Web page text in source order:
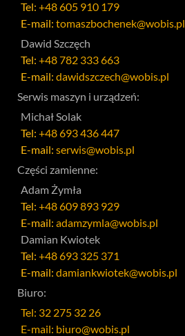
Tel: +48 605 910 179
E-mail: tomaszbochenek@wobis.pl
Dawid Szczęch
Tel: +48 782 333 663
E-mail: dawidszczech@wobis.pl
Serwis maszyn i urządzeń:
Michał Solak
Tel: +48 693 436 447
E-mail: serwis@wobis.pl
Części zamienne:
Adam Żymła
Tel: +48 609 893 929
E-mail: adamzymla@wobis.pl
Damian Kwiotek
Tel: +48 693 325 371
E-mail: damiankwiotek@wobis.pl
Biuro:
Tel: 32 275 32 26
E-mail: biuro@wobis.pl